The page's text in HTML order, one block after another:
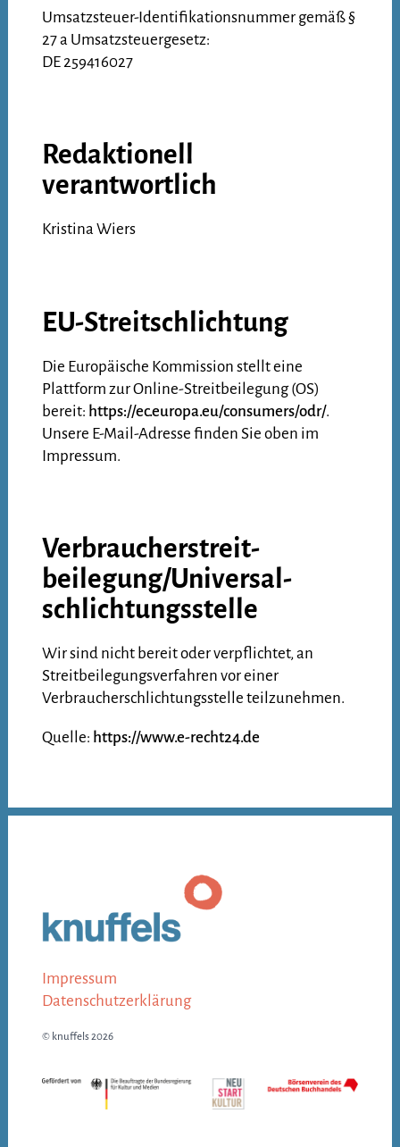
Umsatzsteuer-Identifikationsnummer gemäß §
27 a Umsatzsteuergesetz:
DE 259416027
Redaktionell
verantwortlich
Kristina Wiers
EU-Streitschlichtung
Die Europäische Kommission stellt eine
Plattform zur Online-Streitbeilegung (OS)
bereit: https://ec.europa.eu/consumers/odr/.
Unsere E-Mail-Adresse finden Sie oben im
Impressum.
Verbraucher­streit­
beilegung/Universal­
schlichtungs­stelle
Wir sind nicht bereit oder verpflichtet, an
Streitbeilegungsverfahren vor einer
Verbraucherschlichtungsstelle teilzunehmen.
Quelle: https://www.e-recht24.de
Impressum
Datenschutz­erklärung
© knuffels 2026